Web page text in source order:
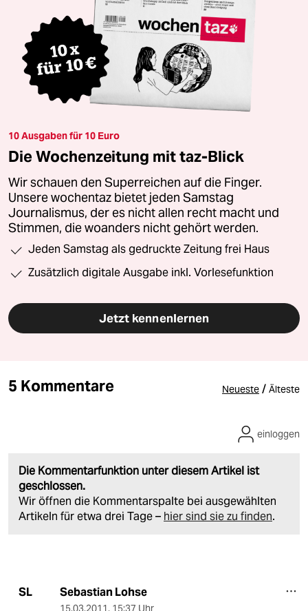
10 Ausgaben für 10 Euro
Die Wochenzeitung mit taz-Blick
Wir schauen den Superreichen auf die Finger.
Unsere wochentaz bietet jeden Samstag
Journalismus, der es nicht allen recht macht und
Stimmen, die woanders nicht gehört werden.
Jeden Samstag als gedruckte Zeitung frei Haus
Zusätzlich digitale Ausgabe inkl. Vorlesefunktion
Jetzt kennenlernen
5 Kommentare Neueste / Älteste
Die Kommentarfunktion unter diesem Artikel ist
geschlossen.
Wir öffnen die Kommentarspalte bei ausgewählten
Artikeln für etwa drei Tage – hier sind sie zu finden.
einloggen
SL Sebastian Lohse
15.03.2011, 15:37 Uhr